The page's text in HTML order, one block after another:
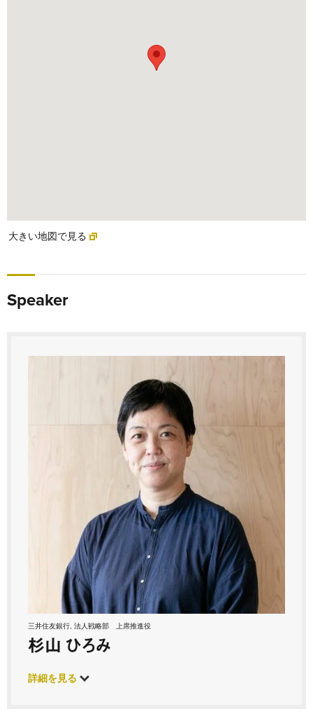
大きい地図で見る
Speaker
三井住友銀行, 法人戦略部 上席推進役
杉山 ひろみ
詳細を見る